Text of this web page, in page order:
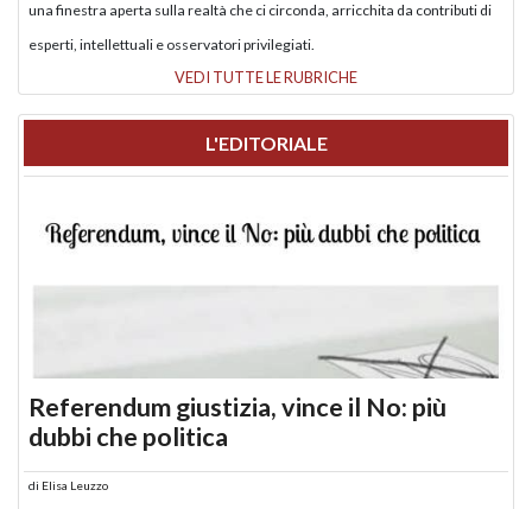
una finestra aperta sulla realtà che ci circonda, arricchita da contributi di
esperti, intellettuali e osservatori privilegiati.
VEDI TUTTE LE RUBRICHE
L'EDITORIALE
Referendum giustizia, vince il No: più
dubbi che politica
di Elisa Leuzzo